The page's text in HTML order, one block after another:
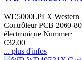
WD5000LPLX Western
Contrôleur PCB 2060-
électronique Nummer:...
€32.00
... plus d'infos